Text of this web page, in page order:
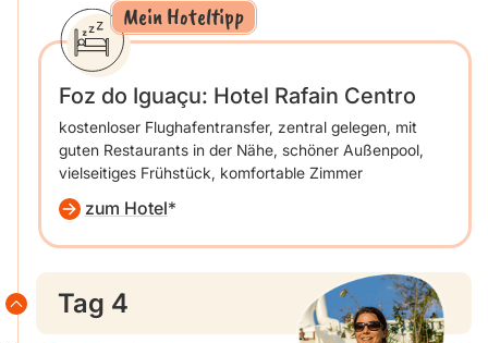
Mein Hoteltipp
Foz do Iguaçu: Hotel Rafain Centro
kostenloser Flughafentransfer, zentral gelegen, mit
guten Restaurants in der Nähe, schöner Außenpool,
vielseitiges Frühstück, komfortable Zimmer
zum Hotel
Tag 4